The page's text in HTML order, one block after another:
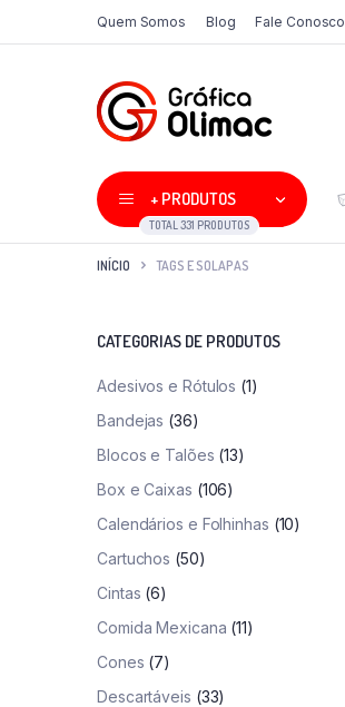
Quem Somos Blog Fale Conosco
+ PRODUTOS
TOTAL 331 PRODUTOS
INÍCIO TAGS E SOLAPAS
CATEGORIAS DE PRODUTOS
Adesivos e Rótulos (1)
Bandejas (36)
Blocos e Talões (13)
Box e Caixas (106)
Calendários e Folhinhas (10)
Cartuchos (50)
Cintas (6)
Comida Mexicana (11)
Cones (7)
Descartáveis (33)